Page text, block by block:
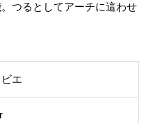
i
e
知らせいたします。送料
ール到着後にキャンセ
たします。
つるとしてアーチに這わせ
エ